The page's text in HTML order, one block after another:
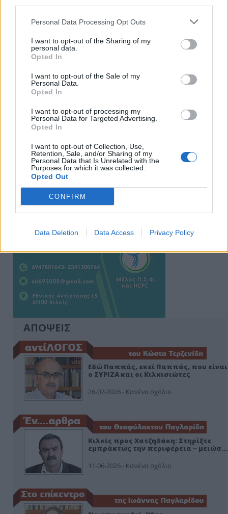
Personal Data Processing Opt Outs
I want to opt-out of the Sharing of my
personal data.
Opted In
I want to opt-out of the Sale of my
Personal Data.
Opted In
I want to opt-out of processing my
Personal Data for Targeted Advertising.
Opted In
I want to opt-out of Collection, Use,
Retention, Sale, and/or Sharing of my
Personal Data that Is Unrelated with the
Purposes for which it was collected.
Opted Out
CONFIRM
Data Deletion Data Access Privacy Policy
Ειδήσεις 5-8-2026
ΑΠΟΨΕΙΣ
Εδώ Παππάς, εκεί Παππάς, που είναι
ο ΣΥΡΙΖΑ και οι Κιλκισιώτες
26-07-2026 - Κανένα σχόλιο
Κιλκίς προς Χατζηδάκη: Στηρίξτε
εμπράκτως την περιφέρεια – μειώσ…
11-06-2026 - Κανένα σχόλιο